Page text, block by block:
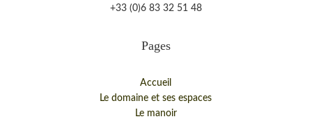
+33 (0)6 83 32 51 48
Pages
Accueil
Le domaine et ses espaces
Le manoir